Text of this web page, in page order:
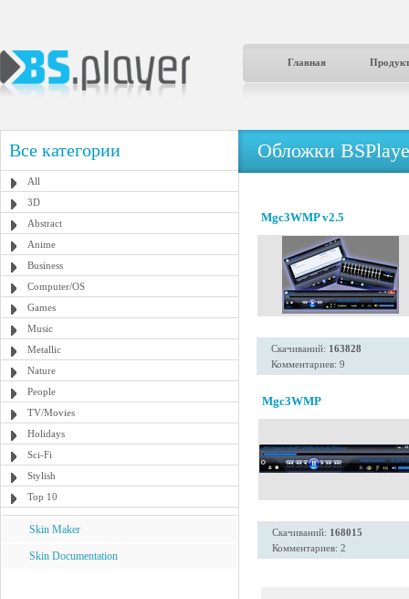
Главная
Все категории
All
3D
Abstract
Anime
Business
Computer/OS
Games
Music
Metallic
Nature
People
TV/Movies
Holidays
Sci-Fi
Stylish
Top 10
Skin Maker
Skin Documentation
Обложки
Mgc3WMP v2.5
Скачиваний: 163828
Комментариев: 9
Mgc3WMP
Скачиваний: 168015
Комментариев: 2